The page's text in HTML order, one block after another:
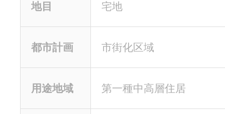
地目 宅地
都市計画 市街化区域
用途地域 第一種中高層住居